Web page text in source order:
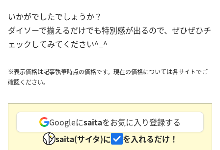
いかがでしたでしょうか？
ダイソーで揃えるだけでも特別感が出るので、ぜひぜひチ
ェックしてみてください^_^
※表示価格は記事執筆時点の価格です。現在の価格については各サイトでご
確認ください。
Googleにsaitaをお気に入り登録する
saita(サイタ)に
を入れるだけ！